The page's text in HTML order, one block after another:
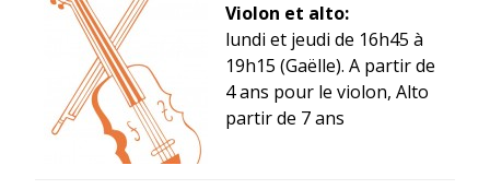
Violon et alto:
lundi et jeudi de 16h45 à
19h15 (Gaëlle). A partir de
4 ans pour le violon, Alto
partir de 7 ans